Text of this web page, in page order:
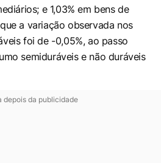
e 1,03% em bens de
a variação observada nos
foi de -0,05%, ao passo
semiduráveis e não duráveis
depois da publicidade